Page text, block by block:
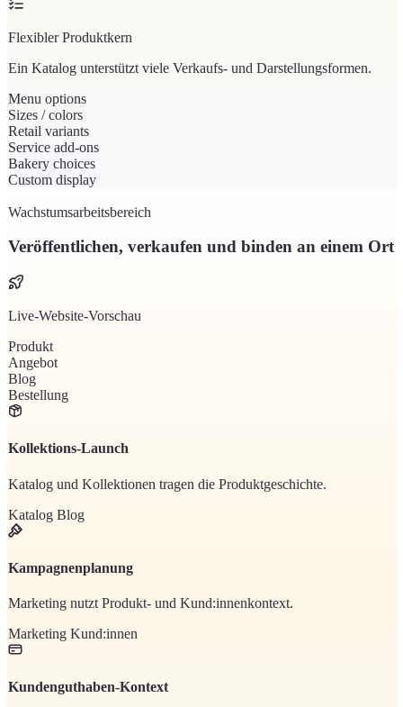
Flexibler Produktkern
Ein Katalog unterstützt viele Verkaufs- und Darstellungsformen.
Menu options
Sizes / colors
Retail variants
Service add-ons
Bakery choices
Custom display
Wachstumsarbeitsbereich
Veröffentlichen, verkaufen und binden an einem Ort
Live-Website-Vorschau
Produkt
Angebot
Blog
Bestellung
Kollektions-Launch
Katalog und Kollektionen tragen die Produktgeschichte.
Katalog Blog
Kampagnenplanung
Marketing nutzt Produkt- und Kund:innenkontext.
Marketing Kund:innen
Kundenguthaben-Kontext